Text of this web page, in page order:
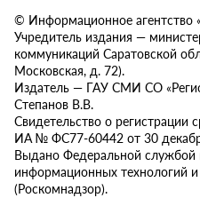
© Информационное агентство
Учредитель издания —
коммуникаций Саратовской
Московская, д. 72).
Издатель — ГАУ СМИ СО
Степанов В.В.
Свидетельство о регистрации
ИА № ФС77-60442 от 30
Выдано Федеральной службой
информационных технологий
(Роскомнадзор).